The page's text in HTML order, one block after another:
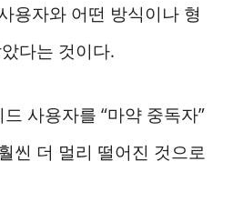
용자와 어떤 방식이나 형
다는 것이다.
사용자를 “마약 중독자”
씬 더 멀리 떨어진 것으로